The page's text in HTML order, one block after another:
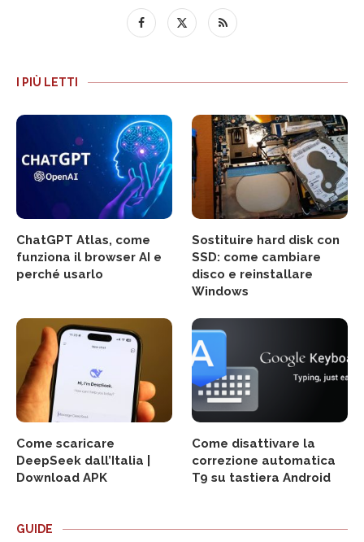
I PIÙ LETTI
ChatGPT Atlas, come
funziona il browser AI e
perché usarlo
Sostituire hard disk con
SSD: come cambiare
disco e reinstallare
Windows
Come scaricare
DeepSeek dall’Italia |
Download APK
Come disattivare la
correzione automatica
T9 su tastiera Android
GUIDE